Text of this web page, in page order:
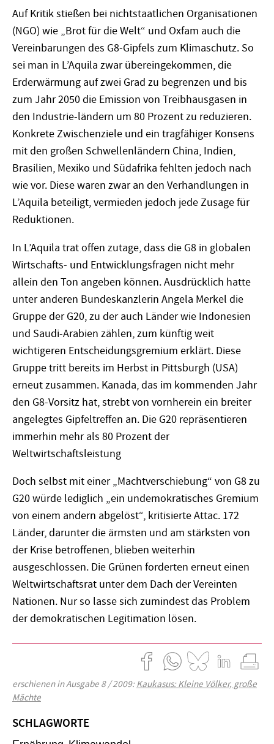
Auf Kritik stießen bei nichtstaatlichen Organisationen
(NGO) wie „Brot für die Welt“ und Oxfam auch die
Vereinbarungen des G8-Gipfels zum Klimaschutz. So
sei man in L’Aquila zwar übereingekommen, die
Erderwärmung auf zwei Grad zu begrenzen und bis
zum Jahr 2050 die Emission von Treibhausgasen in
den Industrie-ländern um 80 Prozent zu reduzieren.
Konkrete Zwischenziele und ein tragfähiger Konsens
mit den großen Schwellenländern China, Indien,
Brasilien, Mexiko und Südafrika fehlten jedoch nach
wie vor. Diese waren zwar an den Verhandlungen in
L’Aquila beteiligt, vermieden jedoch jede Zusage für
Reduktionen.
In L’Aquila trat offen zutage, dass die G8 in globalen
Wirtschafts- und Entwicklungsfragen nicht mehr
allein den Ton angeben können. Ausdrücklich hatte
unter anderen Bundeskanzlerin Angela Merkel die
Gruppe der G20, zu der auch Länder wie Indonesien
und Saudi-Arabien zählen, zum künftig weit
wichtigeren Entscheidungsgremium erklärt. Diese
Gruppe tritt bereits im Herbst in Pittsburgh (USA)
erneut zusammen. Kanada, das im kommenden Jahr
den G8-Vorsitz hat, strebt von vornherein ein breiter
angelegtes Gipfeltreffen an. Die G20 repräsentieren
immerhin mehr als 80 Prozent der
Weltwirtschaftsleistung
Doch selbst mit einer „Machtverschiebung“ von G8 zu
G20 würde lediglich „ein undemokratisches Gremium
von einem andern abgelöst“, kritisierte Attac. 172
Länder, darunter die ärmsten und am stärksten von
der Krise betroffenen, blieben weiterhin
ausgeschlossen. Die Grünen forderten erneut einen
Weltwirtschaftsrat unter dem Dach der Vereinten
Nationen. Nur so lasse sich zumindest das Problem
der demokratischen Legitimation lösen.
erschienen in Ausgabe 8 / 2009:Kaukasus: Kleine Völker, große
Mächte
SCHLAGWORTE